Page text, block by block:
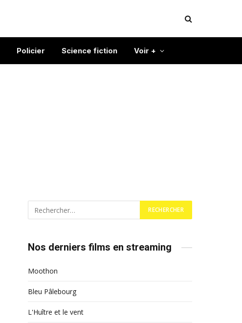
Policier Science fiction Voir +
Nos derniers films en streaming
Moothon
Bleu Pâlebourg
L'Huître et le vent